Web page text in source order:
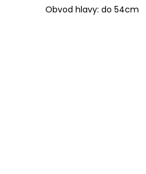
Obvod hlavy: do 54cm